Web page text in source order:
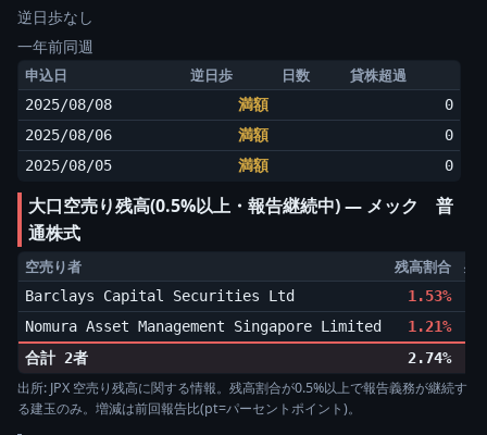
逆日歩なし
一年前同週
申込日 逆日歩 日数 貸株超過
2025/08/08 満額
0
2025/08/06
満額
0
2025/08/05
満額 0
大口空売り残高(0.5%以上・報告継続中) ― メック 普
通株式
空売り者 残高割合 残
Barclays Capital Securities Ltd 1.53%
Nomura Asset Management Singapore Limited
1.21%
合計 2者
2.74%
出所: JPX 空売り残高に関する情報。残高割合が0.5%以上で報告義務が継続す
る建玉のみ。増減は前回報告比(pt=パーセントポイント)。